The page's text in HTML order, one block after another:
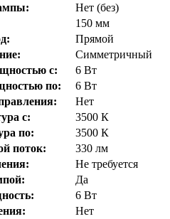
Нет (без)
150 мм
Прямой
Симметричный
с:
6 Вт
по:
6 Вт
Нет
с:
3500 К
по:
3500 К
поток:
330 лм
Не требуется
Да
6 Вт
Нет